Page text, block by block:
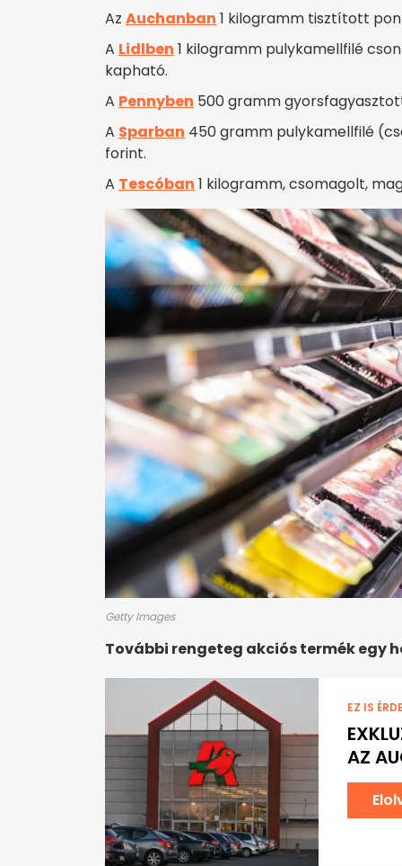
Az Auchanban 1 kilogramm tisztított
A Lidlben 1 kilogramm pulykamellfilé
kapható.
A Pennyben 500 gramm
A Sparban 450 gramm pulykamellfilé
forint.
A Tescóban 1 kilogramm, csomagolt,
Getty Images
További rengeteg akciós termék egy
EZ IS
AZ